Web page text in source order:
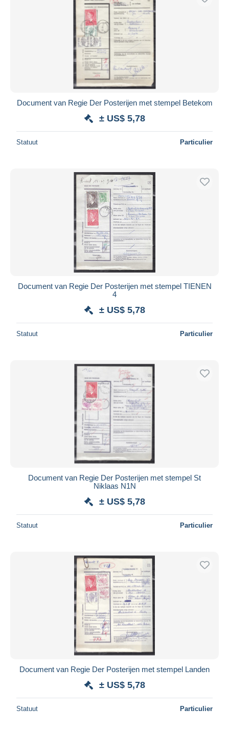
Document van Regie Der Posterijen met stempel Betekom
± US$ 5,78
Statuut Particulier
Document van Regie Der Posterijen met stempel TIENEN
4
± US$ 5,78
Statuut Particulier
Document van Regie Der Posterijen met stempel St
Niklaas N1N
± US$ 5,78
Statuut Particulier
Document van Regie Der Posterijen met stempel Landen
± US$ 5,78
Statuut Particulier